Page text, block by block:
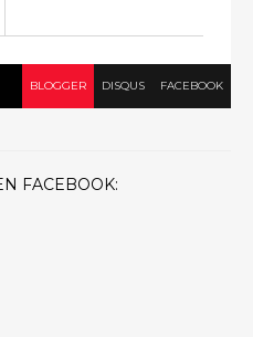
BLOGGER DISQUS FACEBOOK
FACEBOOK: